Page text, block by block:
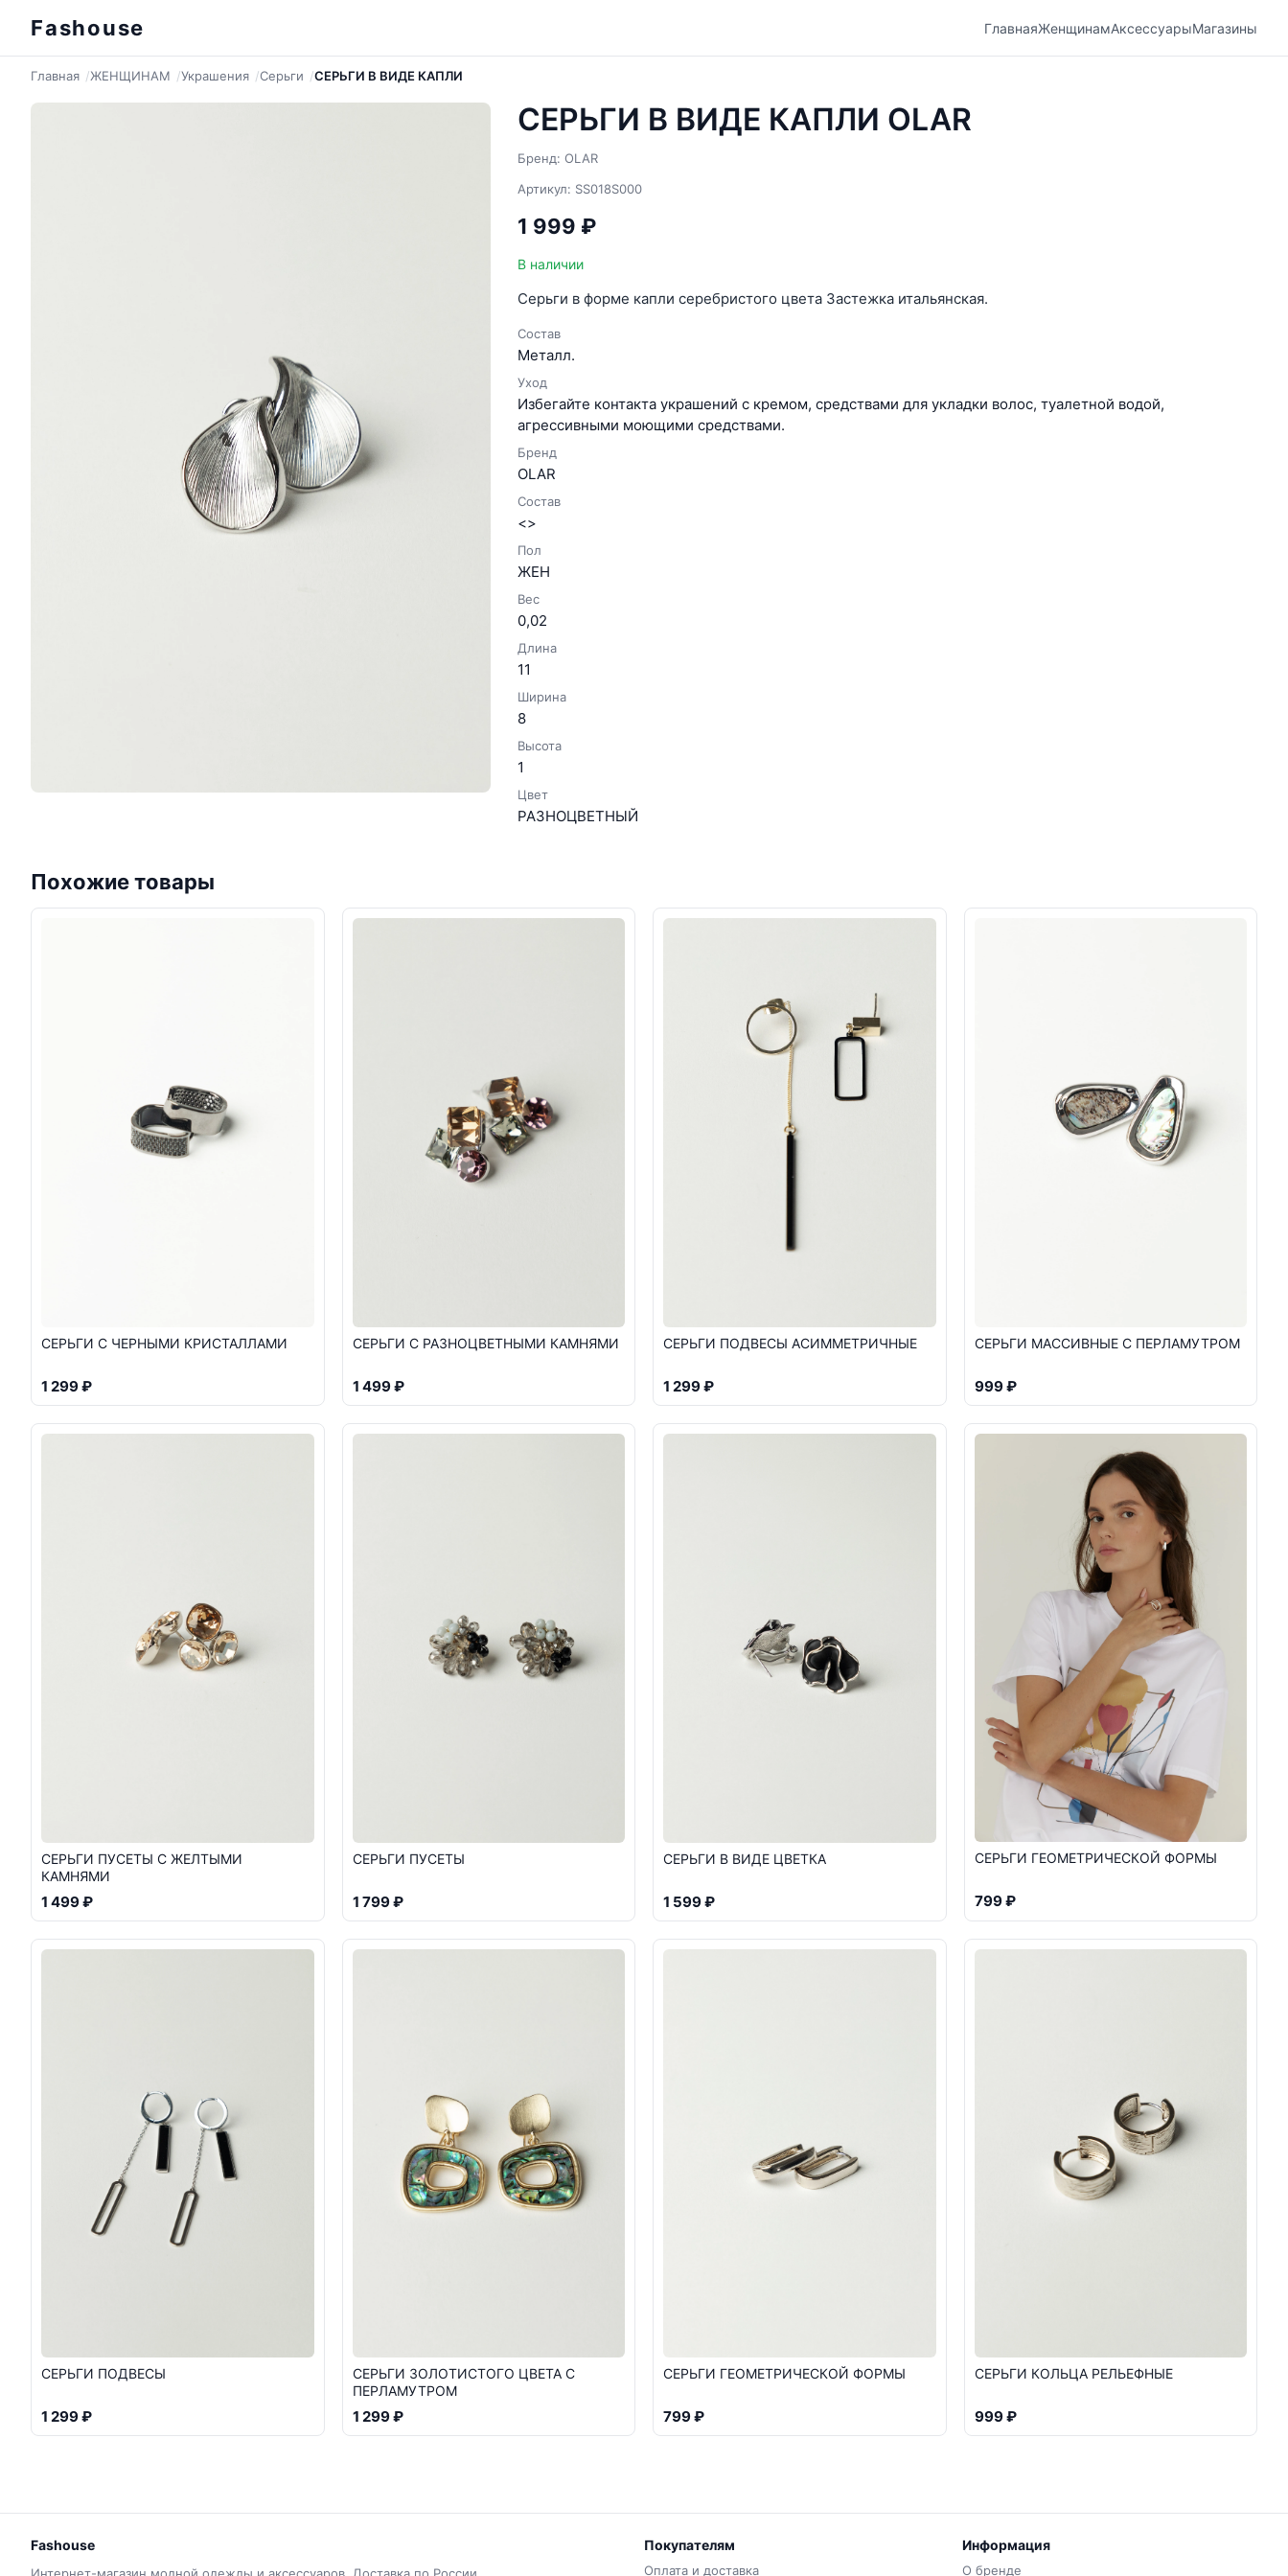
Fashouse ГлавнаяЖенщинамАксессуарыМагазины
Главная ЖЕНЩИНАМ Украшения Серьги СЕРЬГИ В ВИДЕ КАПЛИ
СЕРЬГИ В ВИДЕ КАПЛИ OLAR
Бренд: OLAR
Артикул: SS018S000
1 999 ₽
В наличии
Серьги в форме капли серебристого цвета Застежка итальянская.
Состав
Металл.
Уход
Избегайте контакта украшений с кремом, средствами для укладки волос, туалетной водой,
агрессивными моющими средствами.
Бренд
OLAR
Состав
<>
Пол
ЖЕН
Вес
0,02
Длина
11
Ширина
8
Высота
1
Цвет
РАЗНОЦВЕТНЫЙ
Похожие товары
СЕРЬГИ С ЧЕРНЫМИ КРИСТАЛЛАМИ
1 299 ₽
СЕРЬГИ С РАЗНОЦВЕТНЫМИ КАМНЯМИ
1 499 ₽
СЕРЬГИ ПОДВЕСЫ АСИММЕТРИЧНЫЕ
1 299 ₽
СЕРЬГИ МАССИВНЫЕ С ПЕРЛАМУТРОМ
999 ₽
СЕРЬГИ ПУСЕТЫ С ЖЕЛТЫМИ
КАМНЯМИ
1 499 ₽
СЕРЬГИ ПУСЕТЫ
1 799 ₽
СЕРЬГИ В ВИДЕ ЦВЕТКА
1 599 ₽
СЕРЬГИ ГЕОМЕТРИЧЕСКОЙ ФОРМЫ
799 ₽
СЕРЬГИ ПОДВЕСЫ
1 299 ₽
СЕРЬГИ ЗОЛОТИСТОГО ЦВЕТА С
ПЕРЛАМУТРОМ
1 299 ₽
СЕРЬГИ ГЕОМЕТРИЧЕСКОЙ ФОРМЫ
799 ₽
СЕРЬГИ КОЛЬЦА РЕЛЬЕФНЫЕ
999 ₽
Fashouse Покупателям
Оплата и доставка
Информация
О бренде